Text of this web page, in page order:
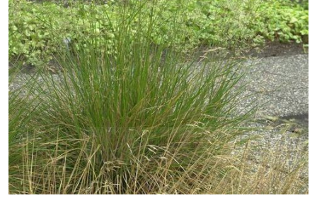
Doppelt antippen zum
vergrößern